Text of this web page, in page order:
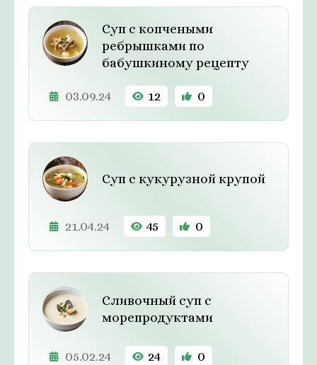
Суп с копчеными
ребрышками по
бабушкиному рецепту
03.09.24 12 0
Суп с кукурузной крупой
21.04.24 45 0
Сливочный суп с
морепродуктами
05.02.24 24 0